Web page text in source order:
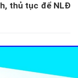
thủ tục để NLĐ